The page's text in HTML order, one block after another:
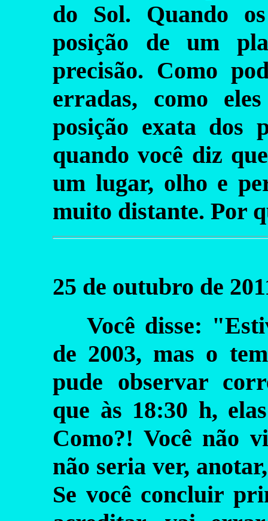
do Sol. Quando
posição de um
precisão. Como
erradas, como
posição exata dos
quando você diz
um lugar, olho e
muito distante. Por
25 de outubro de
Você disse:
de 2003, mas o
pude observar
que às 18:30 h,
Como?! Você não
não seria ver,
Se você concluir